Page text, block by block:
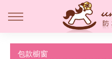
包款櫥窗